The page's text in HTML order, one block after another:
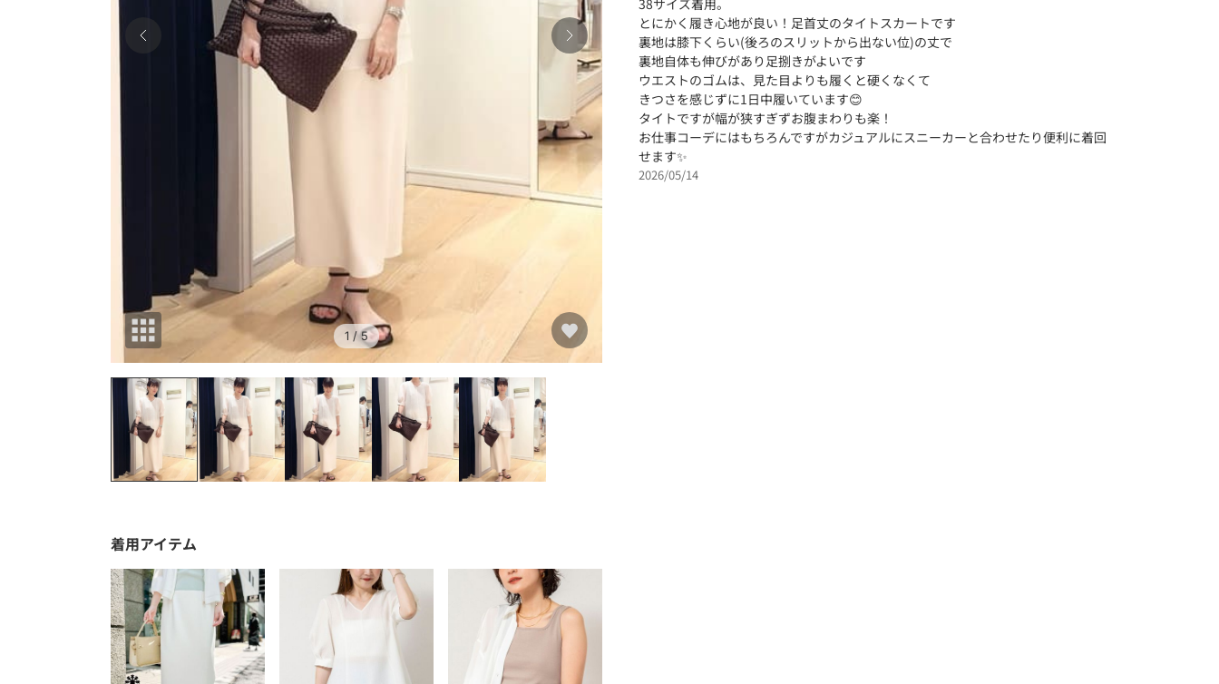
1 / 5
38サイズ着用。
とにかく履き心地が良い！足首丈のタイトスカートです
裏地は膝下くらい(後ろのスリットから出ない位)の丈で
裏地自体も伸びがあり足捌きがよいです
ウエストのゴムは、見た目よりも履くと硬くなくて
きつさを感じずに1日中履いています😊
タイトですが幅が狭すぎずお腹まわりも楽！
お仕事コーデにはもちろんですがカジュアルにスニーカーと合わせたり便利に着回
せます✨
2026/05/14
着用アイテム